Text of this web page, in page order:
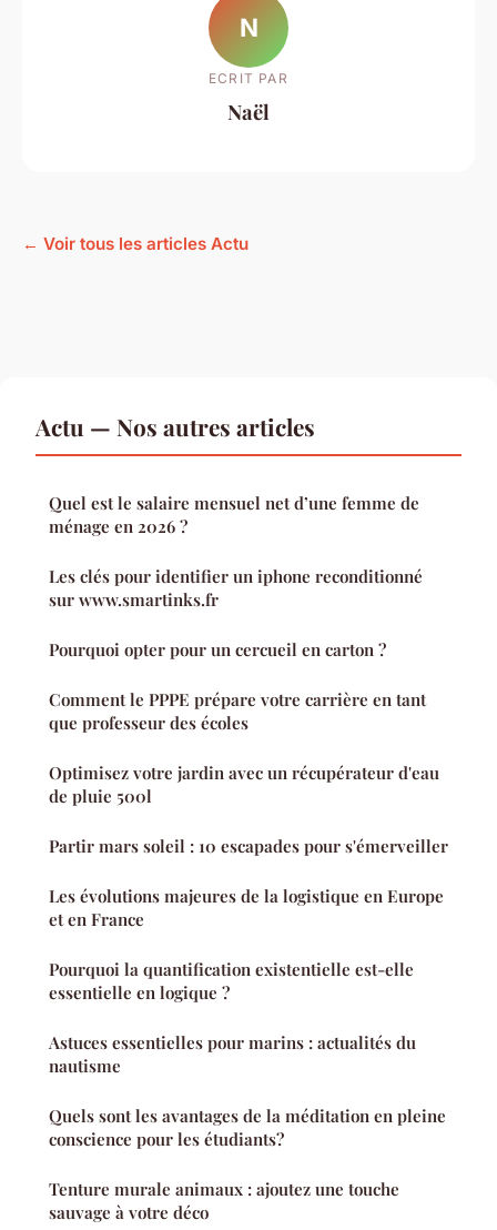
N
ECRIT PAR
Naël
← Voir tous les articles Actu
Actu — Nos autres articles
Quel est le salaire mensuel net d’une femme de
ménage en 2026 ?
Les clés pour identifier un iphone reconditionné
sur www.smartinks.fr
Pourquoi opter pour un cercueil en carton ?
Comment le PPPE prépare votre carrière en tant
que professeur des écoles
Optimisez votre jardin avec un récupérateur d'eau
de pluie 500l
Partir mars soleil : 10 escapades pour s'émerveiller
Les évolutions majeures de la logistique en Europe
et en France
Pourquoi la quantification existentielle est-elle
essentielle en logique ?
Astuces essentielles pour marins : actualités du
nautisme
Quels sont les avantages de la méditation en pleine
conscience pour les étudiants?
Tenture murale animaux : ajoutez une touche
sauvage à votre déco